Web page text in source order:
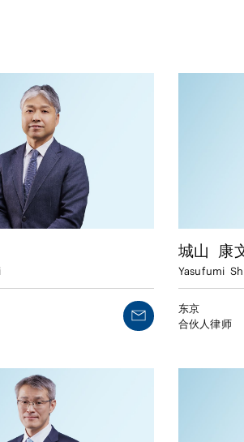
城山 康
Yasufumi
东京
合伙人律师